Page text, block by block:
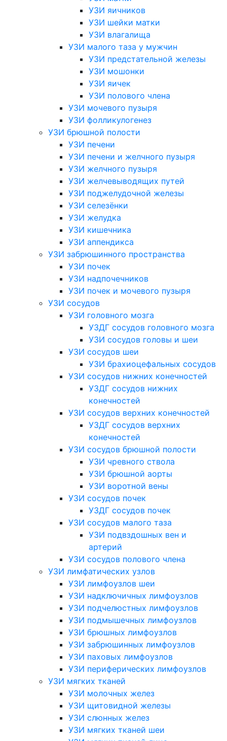
УЗИ яичников
УЗИ шейки матки
УЗИ влагалища
УЗИ малого таза у мужчин
УЗИ предстательной железы
УЗИ мошонки
УЗИ яичек
УЗИ полового члена
УЗИ мочевого пузыря
УЗИ фолликулогенез
УЗИ брюшной полости
УЗИ печени
УЗИ печени и желчного пузыря
УЗИ желчного пузыря
УЗИ желчевыводящих путей
УЗИ поджелудочной железы
УЗИ селезёнки
УЗИ желудка
УЗИ кишечника
УЗИ аппендикса
УЗИ забрюшинного пространства
УЗИ почек
УЗИ надпочечников
УЗИ почек и мочевого пузыря
УЗИ сосудов
УЗИ головного мозга
УЗДГ сосудов головного мозга
УЗИ сосудов головы и шеи
УЗИ сосудов шеи
УЗИ брахиоцефальных сосудов
УЗИ сосудов нижних конечностей
УЗДГ сосудов нижних
конечностей
УЗИ сосудов верхних конечностей
УЗДГ сосудов верхних
конечностей
УЗИ сосудов брюшной полости
УЗИ чревного ствола
УЗИ брюшной аорты
УЗИ воротной вены
УЗИ сосудов почек
УЗДГ сосудов почек
УЗИ сосудов малого таза
УЗИ подвздошных вен и
артерий
УЗИ сосудов полового члена
УЗИ лимфатических узлов
УЗИ лимфоузлов шеи
УЗИ надключичных лимфоузлов
УЗИ подчелюстных лимфоузлов
УЗИ подмышечных лимфоузлов
УЗИ брюшных лимфоузлов
УЗИ забрюшинных лимфоузлов
УЗИ паховых лимфоузлов
УЗИ периферических лимфоузлов
УЗИ мягких тканей
УЗИ молочных желез
УЗИ щитовидной железы
УЗИ слюнных желез
УЗИ мягких тканей шеи